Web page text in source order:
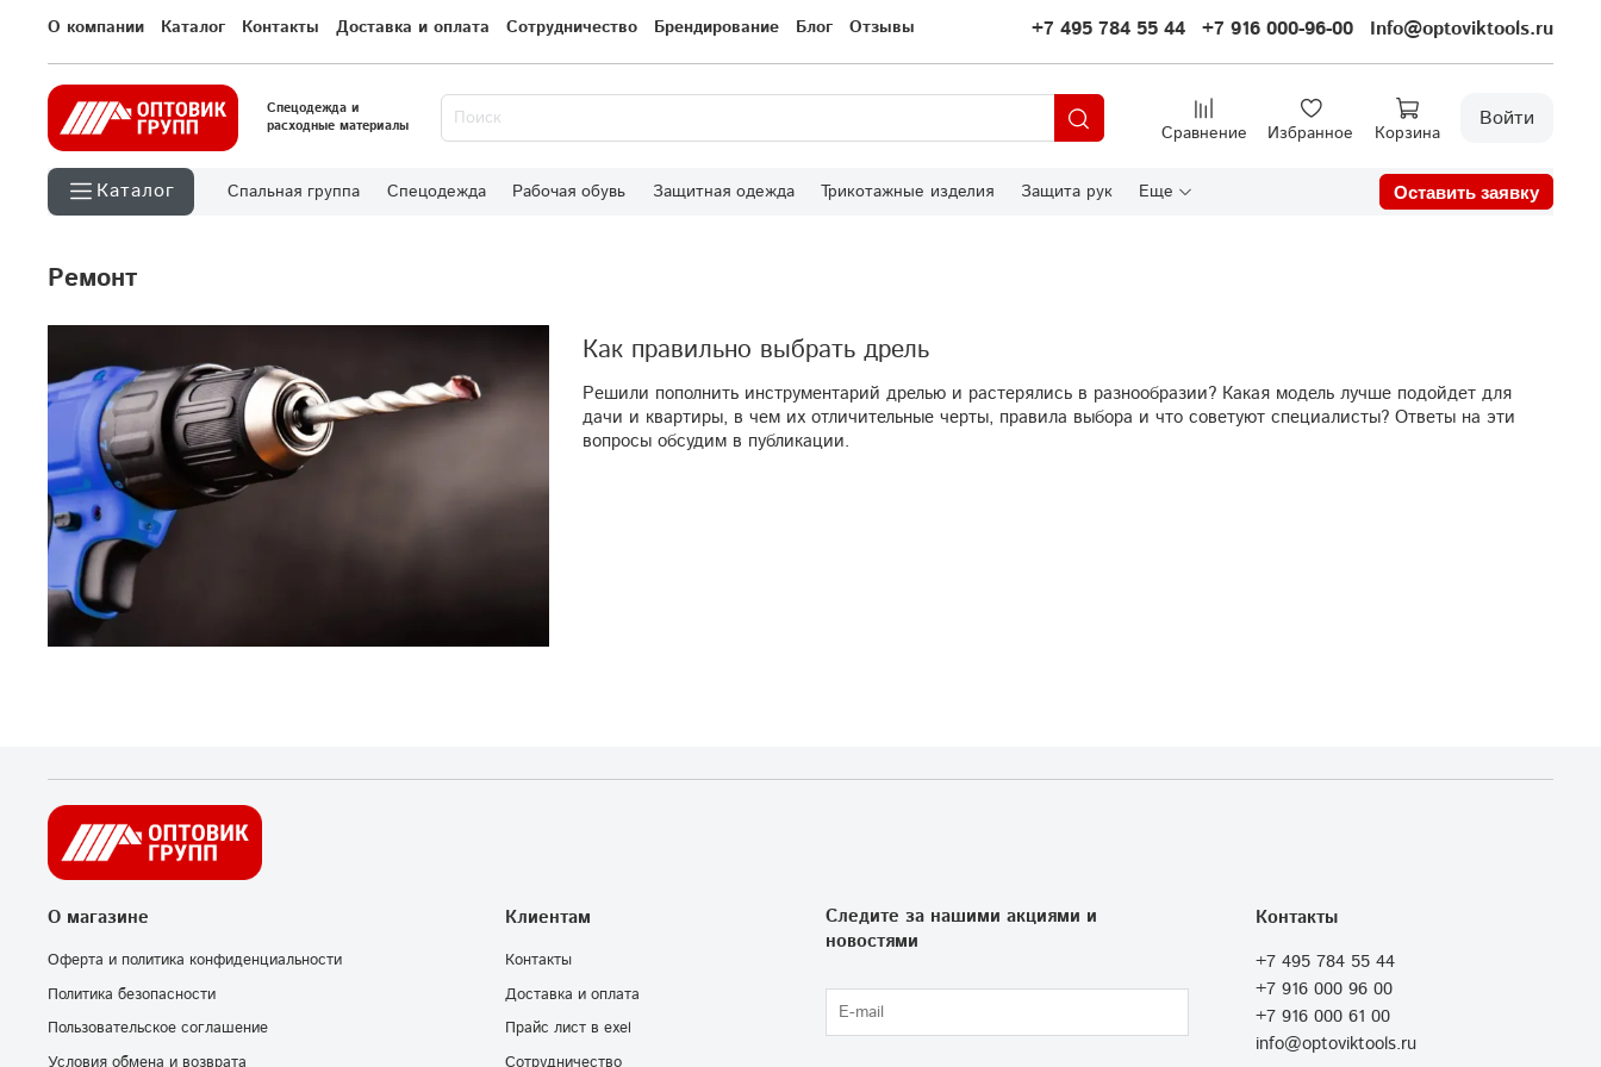
О компании Каталог Контакты Доставка и оплата Сотрудничество Брендирование Блог Отзывы +7 495 784 55 44 +7 916 000-96-00 Info@optoviktools.ru
Спецодежда и
расходные материалы
Сравнение Избранное Корзина
Войти
Каталог Спальная группа Спецодежда Рабочая обувь Защитная одежда Трикотажные изделия Защита рук Еще Оставить заявку
ремонт
Как правильно выбрать дрель
Решили пополнить инструментарий дрелью и растерялись в разнообразии? Какая модель лучше подойдет для
дачи и квартиры, в чем их отличительные черты, правила выбора и что советуют специалисты? Ответы на эти
вопросы обсудим в публикации.
О магазине
Оферта и политика конфиденциальности
Политика безопасности
Пользовательское соглашение
Условия обмена и возврата
Клиентам
Контакты
Доставка и оплата
Прайс лист в exel
Сотрудничество
Контакты
+7 495 784 55 44
+7 916 000 96 00
+7 916 000 61 00
info@optoviktools.ru
Следите за нашими акциями и
новостями